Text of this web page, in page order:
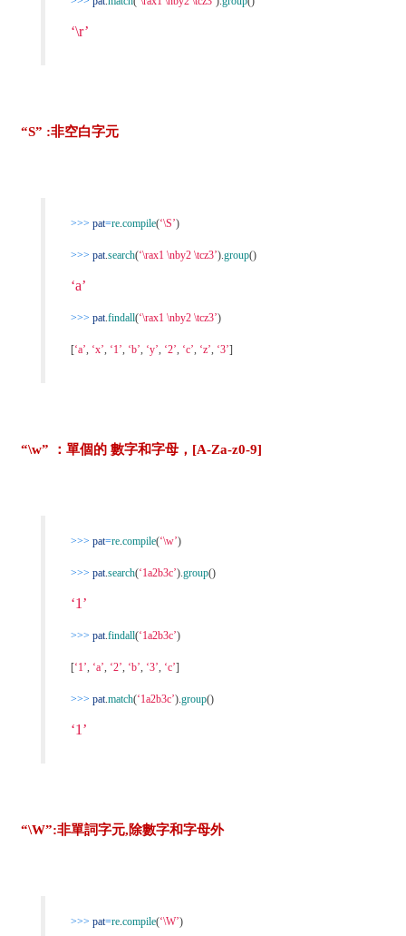
‘\r’
“S” :非空白字元
>>> pat=re.compile(‘\S’)
>>> pat.search(‘\rax1 \nby2 \tcz3’).group()
‘a’
>>> pat.findall(‘\rax1 \nby2 \tcz3’)
[‘a’, ‘x’, ‘1’, ‘b’, ‘y’, ‘2’, ‘c’, ‘z’, ‘3’]
“\w” ：單個的 數字和字母，[A-Za-z0-9]
>>> pat=re.compile(‘\w’)
>>> pat.search(‘1a2b3c’).group()
‘1’
>>> pat.findall(‘1a2b3c’)
[‘1’, ‘a’, ‘2’, ‘b’, ‘3’, ‘c’]
>>> pat.match(‘1a2b3c’).group()
‘1’
“\W”:非單詞字元,除數字和字母外
>>> pat=re.compile(‘\W’)